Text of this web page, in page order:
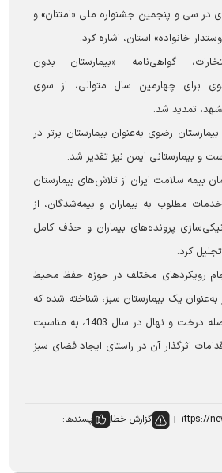
در سی‌ و پنجمین جشنواره ملی «امتنان» و
خانواده» استان، اشاره کرد.
گواهی‌نامه «بیمارستان بدون
برای چهارمین سال متوالی، از سوی
تمدید شد.
رضوی به‌عنوان بیمارستان برتر در
و بیمارستانی ایمن نیز تقدیر شد.
بیمه سلامت ایران از تلاش‌های بیمارستان
مطلوب به بیماران و بیمه‌شدگان، از
پرونده‌های بیماران و حذف کامل
کرد.
رویکردهای مختلف در حوزه حفظ محیط
یک بیمارستان سبز، شناخته شده که
کاشت بیش از 4 هزار اصله درخت و نهال در سال 1403، به مناسبت
اثرگذار آن در راستای ایجاد فضای سبز
گزارش خطا
پسندها: